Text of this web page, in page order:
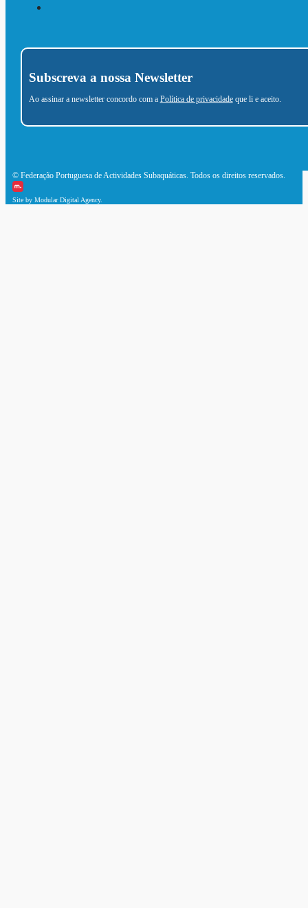
Subscreva a nossa Newsletter
Ao assinar a newsletter concordo com a Política de privacidadeque li e aceito.
© Federação Portuguesa de Actividades Subaquáticas. Todos os direitos reservados.
Site by Modular Digital Agency.